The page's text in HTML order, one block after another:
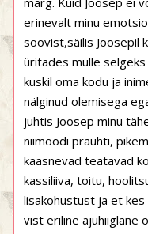
erinevalt minu
soovist,säilis Joosepil
üritades mulle
kuskil oma kodu ja
nälginud olemisega
juhtis Joosep minu
niimoodi prauhti,
kaasnevad teatavad
kassiliiva, toitu,
lisakohustust ja et kes
vist eriline ajuhiiglane